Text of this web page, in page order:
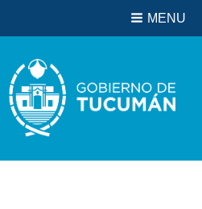
Biblioteca
MENU